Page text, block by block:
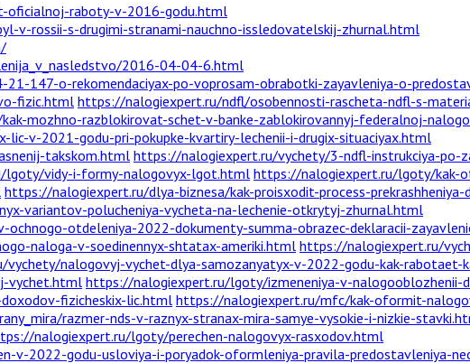
oficialnoj-raboty-v-2016-godu.html
v-rossii-s-drugimi-stranami-nauchno-issledovatelskij-zhurnal.html
2016-04-04-6.html
147-o-rekomendaciyax-po-voprosam-obrabotki-zayavleniya-o-
fizic.html https://nalogiexpert.ru/ndfl/osobennosti-rascheta-ndfl-s-
mozhno-razblokirovat-schet-v-banke-zablokirovannyj-federalnoj-
v-2021-godu-pri-pokupke-kvartiry-lechenii-i-drugix-situaciyax.html
takskom.htmlhttps://nalogiexpert.ru/vychety/3-ndfl-instrukciya-po-
lgoty/vidy-i-formy-nalogovyx-lgot.html https://nalogiexpert.ru/lgoty/kak-
https://nalogiexpert.ru/dlya-biznesa/kak-proisxodit-process-
variantov-polucheniya-vycheta-na-lechenie-otkrytyj-zhurnal.html
otdeleniya-2022-dokumenty-summa-obrazec-deklaracii-
naloga-v-soedinennyx-shtatax-ameriki.html https://nalogiexpert.ru/
nalogovyj-vychet-dlya-samozanyatyx-v-2022-godu-kak-rabotaet-
vychet.htmlhttps://nalogiexpert.ru/lgoty/izmeneniya-v-nalogooblozhenii-
fizicheskix-lic.htmlhttps://nalogiexpert.ru/mfc/kak-oformit-
razmer-nds-v-raznyx-stranax-mira-samye-vysokie-i-nizkie-
nalogiexpert.ru/lgoty/perechen-nalogovyx-rasxodov.html
2022-godu-usloviya-i-poryadok-oformleniya-pravila-predostavleniya-